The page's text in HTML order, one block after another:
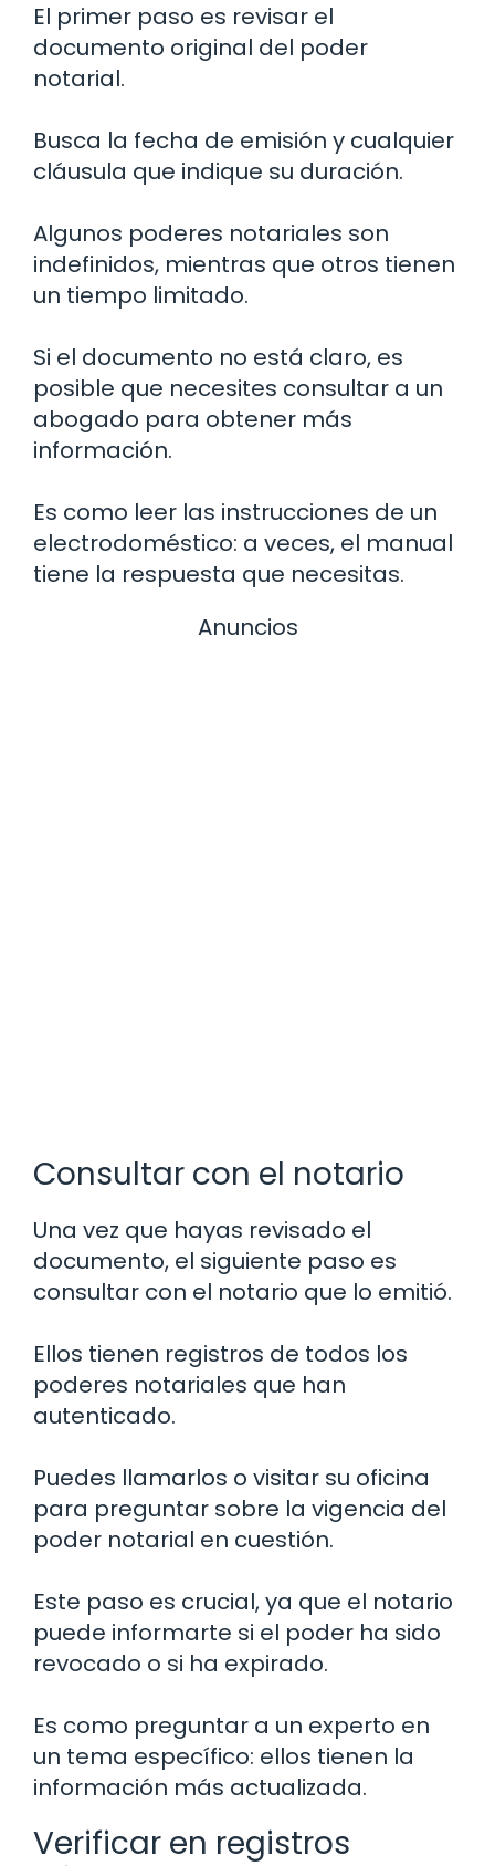
El primer paso es revisar el
documento original del poder
notarial.
Busca la fecha de emisión y cualquier
cláusula que indique su duración.
Algunos poderes notariales son
indefinidos, mientras que otros tienen
un tiempo limitado.
Si el documento no está claro, es
posible que necesites consultar a un
abogado para obtener más
información.
Es como leer las instrucciones de un
electrodoméstico: a veces, el manual
tiene la respuesta que necesitas.
Anuncios
Consultar con el notario
Una vez que hayas revisado el
documento, el siguiente paso es
consultar con el notario que lo emitió.
Ellos tienen registros de todos los
poderes notariales que han
autenticado.
Puedes llamarlos o visitar su oficina
para preguntar sobre la vigencia del
poder notarial en cuestión.
Este paso es crucial, ya que el notario
puede informarte si el poder ha sido
revocado o si ha expirado.
Es como preguntar a un experto en
un tema específico: ellos tienen la
información más actualizada.
Verificar en registros